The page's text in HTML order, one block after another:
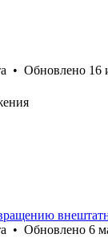
• Обновлено 16
• Обновлено 6